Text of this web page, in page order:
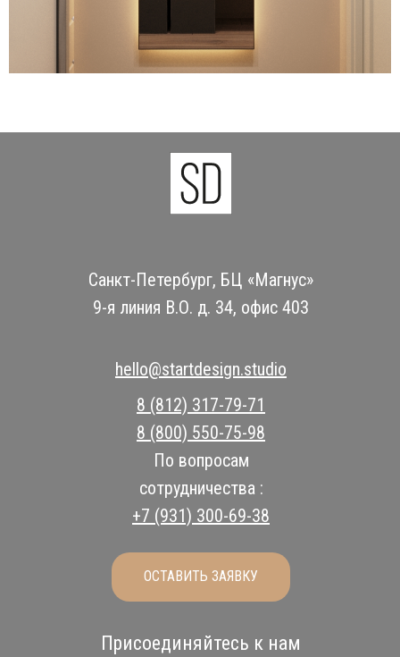
Санкт-Петербург, БЦ «Магнус»
9-я линия В.О. д. 34, офис 403
8 (812) 317-79-71
8 (800) 550-75-98
По вопросам
сотрудничества :
+7 (931) 300-69-38
hello@startdesign.studio
Присоединяйтесь к нам
ОСТАВИТЬ ЗАЯВКУ